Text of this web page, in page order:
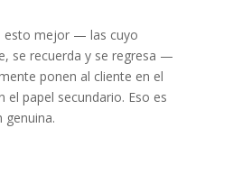
esto mejor — las cuyo
se recuerda y se regresa —
ponen al cliente en el
el papel secundario. Eso es
genuina.